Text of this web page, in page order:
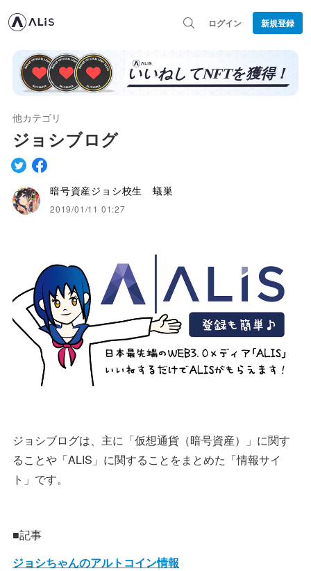
ログイン 新規登録
他カテゴリ
ジョシブログ
暗号資産ジョシ校生 蟻巣
2019/01/11 01:27
ジョシブログは、主に「仮想通貨（暗号資産）」に関す
ることや「ALIS」に関することをまとめた「情報サイ
ト」です。
■記事
ジョシちゃんのアルトコイン情報